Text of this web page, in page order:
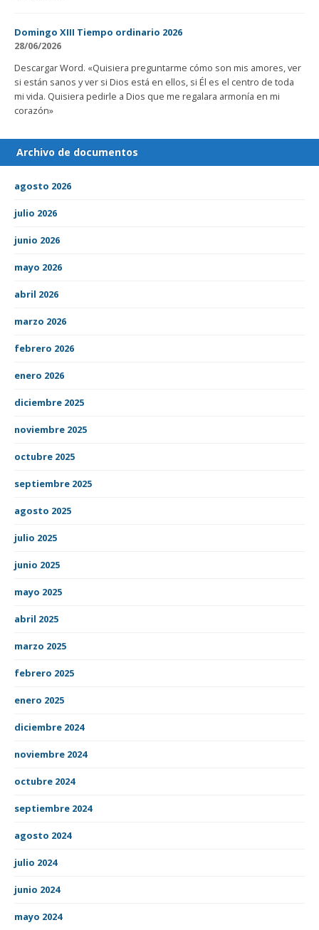
Domingo XIII Tiempo ordinario 2026
28/06/2026
Descargar Word. «Quisiera preguntarme cómo son mis amores, ver
si están sanos y ver si Dios está en ellos, si Él es el centro de toda
mi vida. Quisiera pedirle a Dios que me regalara armonía en mi
corazón»
Archivo de documentos
agosto 2026
julio 2026
junio 2026
mayo 2026
abril 2026
marzo 2026
febrero 2026
enero 2026
diciembre 2025
noviembre 2025
octubre 2025
septiembre 2025
agosto 2025
julio 2025
junio 2025
mayo 2025
abril 2025
marzo 2025
febrero 2025
enero 2025
diciembre 2024
noviembre 2024
octubre 2024
septiembre 2024
agosto 2024
julio 2024
junio 2024
mayo 2024